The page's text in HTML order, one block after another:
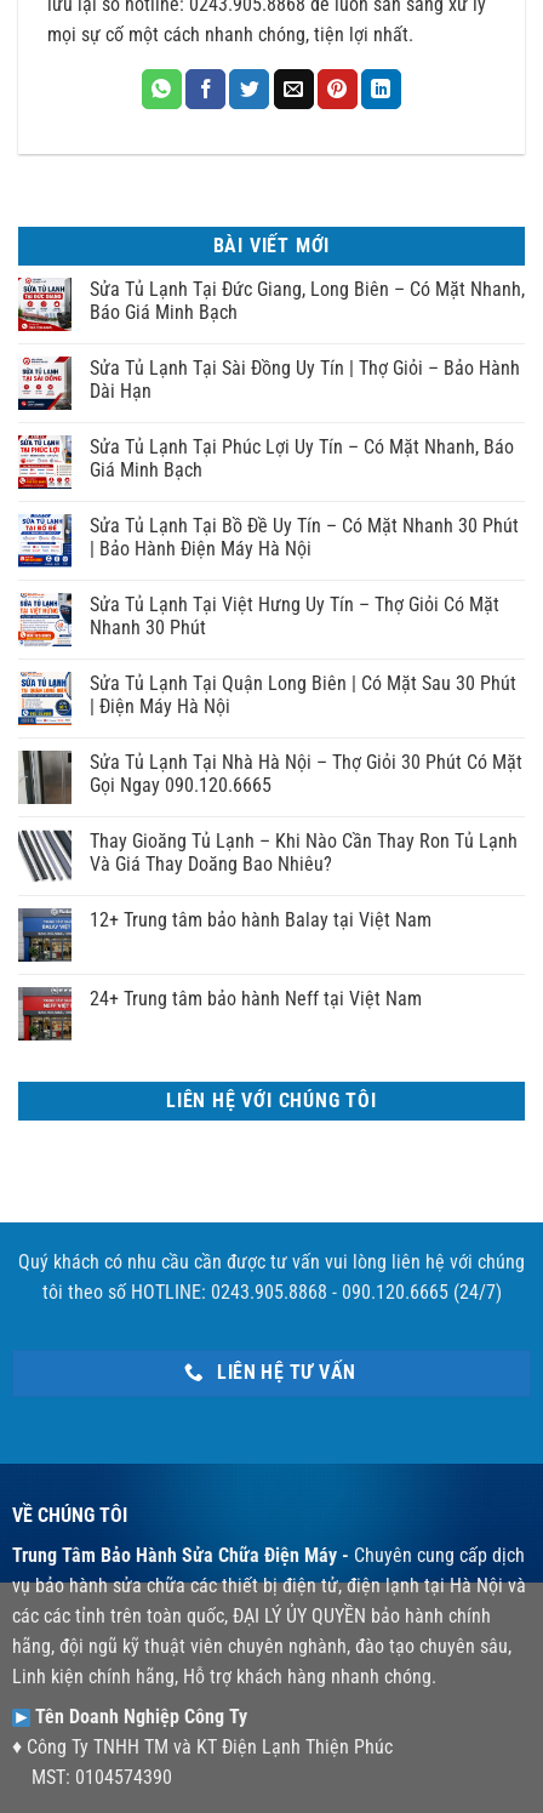
mọi sự cố một cách nhanh chóng, tiện lợi nhất.
BÀI VIẾT MỚI
Sửa Tủ Lạnh Tại Đức Giang, Long Biên – Có Mặt Nhanh,
Báo Giá Minh Bạch
Sửa Tủ Lạnh Tại Sài Đồng Uy Tín | Thợ Giỏi – Bảo Hành
Dài Hạn
Sửa Tủ Lạnh Tại Phúc Lợi Uy Tín – Có Mặt Nhanh, Báo
Giá Minh Bạch
Sửa Tủ Lạnh Tại Bồ Đề Uy Tín – Có Mặt Nhanh 30 Phút
| Bảo Hành Điện Máy Hà Nội
Sửa Tủ Lạnh Tại Việt Hưng Uy Tín – Thợ Giỏi Có Mặt
Nhanh 30 Phút
Sửa Tủ Lạnh Tại Quận Long Biên | Có Mặt Sau 30 Phút
| Điện Máy Hà Nội
Sửa Tủ Lạnh Tại Nhà Hà Nội – Thợ Giỏi 30 Phút Có Mặt
Gọi Ngay 090.120.6665
Thay Gioăng Tủ Lạnh – Khi Nào Cần Thay Ron Tủ Lạnh
Và Giá Thay Doăng Bao Nhiêu?
12+ Trung tâm bảo hành Balay tại Việt Nam
24+ Trung tâm bảo hành Neff tại Việt Nam
LIÊN HỆ VỚI CHÚNG TÔI
Quý khách có nhu cầu cần được tư vấn vui lòng liên hệ với chúng
tôi theo số HOTLINE: 0243.905.8868 - 090.120.6665 (24/7)
LIÊN HỆ TƯ VẤN
VỀ CHÚNG TÔI
Trung Tâm Bảo Hành Sửa Chữa Điện Máy - Chuyên cung cấp dịch
vụ bảo hành sửa chữa các thiết bị điện tử, điện lạnh tại Hà Nội và
các các tỉnh trên toàn quốc, ĐẠI LÝ ỦY QUYỀN bảo hành chính
hãng, đội ngũ kỹ thuật viên chuyên nghành, đào tạo chuyên sâu,
Linh kiện chính hãng, Hỗ trợ khách hàng nhanh chóng.
Tên Doanh Nghiệp Công Ty
♦ Công Ty TNHH TM và KT Điện Lạnh Thiện Phúc
MST: 0104574390